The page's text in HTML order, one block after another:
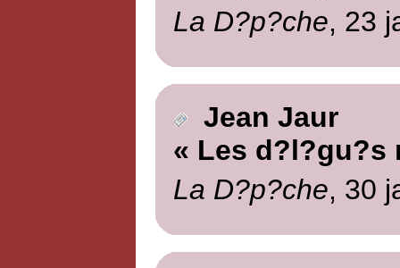
La D?p?che, 23
Jean Jaur
« Les d?l?gu?s
La D?p?che, 30